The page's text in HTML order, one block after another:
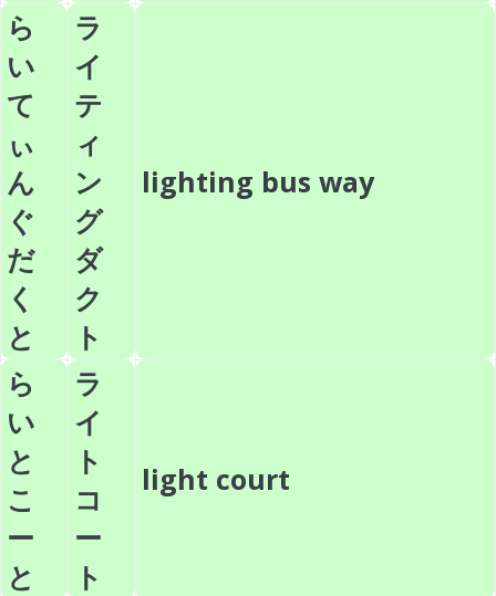
ら
い
て
ぃ
ん
ぐ
だ
く
と
ラ
イ
テ
ィ
ン
グ
ダ
ク
ト
lighting bus way
ら
い
と
こ
ー
と
ラ
イ
ト
コ
ー
ト
light court